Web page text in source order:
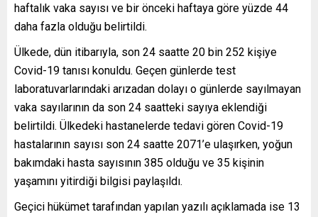
haftalık vaka sayısı ve bir önceki haftaya göre yüzde 44
daha fazla olduğu belirtildi.
Ülkede, dün itibarıyla, son 24 saatte 20 bin 252 kişiye
Covid-19 tanısı konuldu. Geçen günlerde test
laboratuvarlarındaki arızadan dolayı o günlerde sayılmayan
vaka sayılarının da son 24 saatteki sayıya eklendiği
belirtildi. Ülkedeki hastanelerde tedavi gören Covid-19
hastalarının sayısı son 24 saatte 2071’e ulaşırken, yoğun
bakımdaki hasta sayısının 385 olduğu ve 35 kişinin
yaşamını yitirdiği bilgisi paylaşıldı.
Geçici hükümet tarafından yapılan yazılı açıklamada ise 13